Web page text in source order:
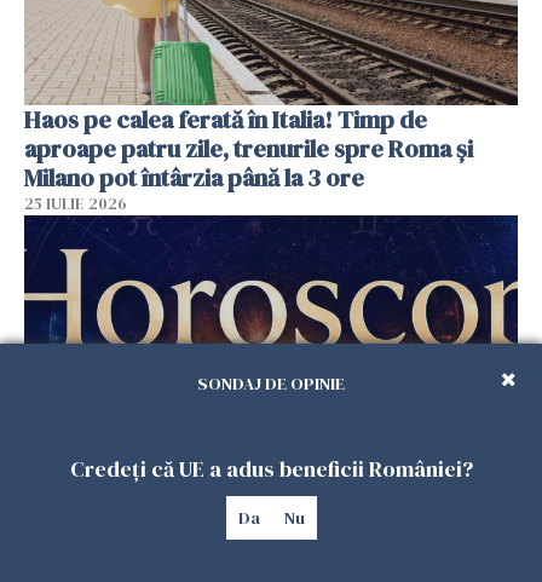
Haos pe calea ferată în Italia! Timp de
aproape patru zile, trenurile spre Roma și
Milano pot întârzia până la 3 ore
25 IULIE 2026
Horoscop duminică, 26 iulie. Astrele
răstoarnă calculele pentru unele zodii
SONDAJ DE OPINIE
Credeți că UE a adus beneficii României?
Da Nu